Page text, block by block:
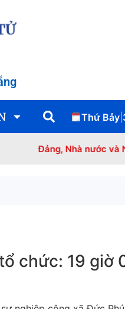
Thứ Bảy|
Nhà nước và Nhân dân
chức: 19 giờ